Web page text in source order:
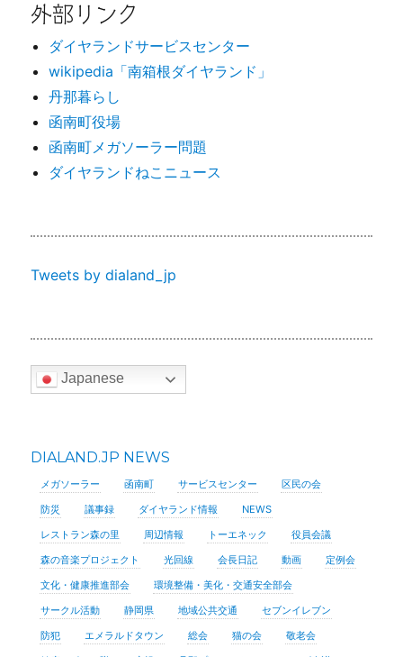
外部リンク
ダイヤランドサービスセンター
wikipedia「南箱根ダイヤランド」
丹那暮らし
函南町役場
函南町メガソーラー問題
ダイヤランドねこニュース
Tweets by dialand_jp
Japanese
DIALAND.JP NEWS
メガソーラー 函南町 サービスセンター
区民の会
防災
議事録 ダイヤランド情報
NEWS
レストラン森の里
周辺情報 トーエネック
役員会議
森の音楽プロジェクト
光回線 会長日記 動画
定例会
文化・健康推進部会
環境整備・美化・交通安全部会
サークル活動
静岡県 地域公共交通
セブンイレブン
防犯
エメラルドタウン 総会 猫の会
敬老会